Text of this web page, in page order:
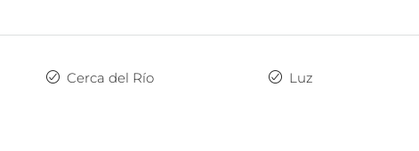
Cerca del Río Luz